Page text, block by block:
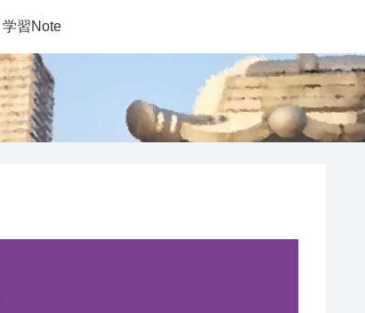
学習Note